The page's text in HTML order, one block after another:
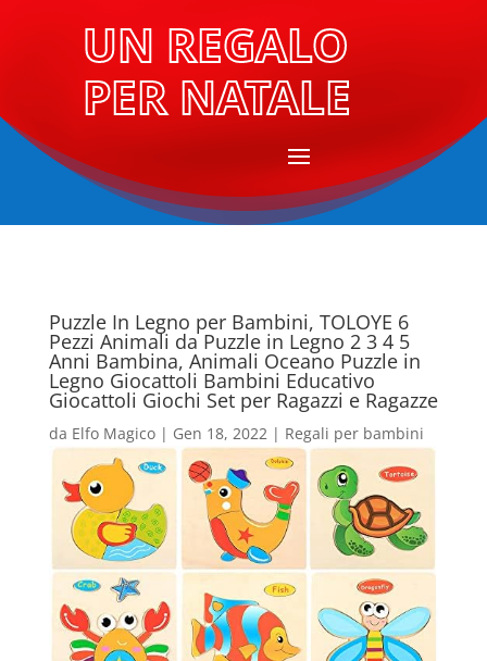
UN REGALO
PER NATALE
Puzzle In Legno per Bambini, TOLOYE 6
Pezzi Animali da Puzzle in Legno 2 3 4 5
Anni Bambina, Animali Oceano Puzzle in
Legno Giocattoli Bambini Educativo
Giocattoli Giochi Set per Ragazzi e Ragazze
da Elfo Magico| Gen 18, 2022| Regali per bambini